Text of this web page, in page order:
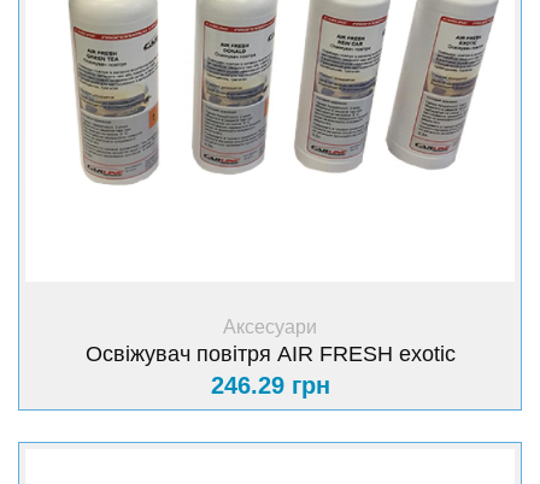
Аксесуари
Освіжувач повітря AIR FRESH exotic
246.29 грн